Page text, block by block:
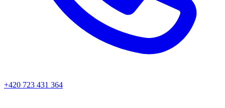
+420 723 431 364